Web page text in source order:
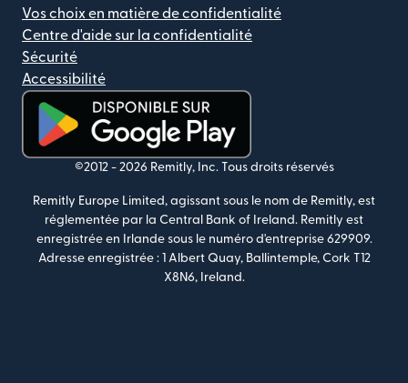
Vos choix en matière de confidentialité
Centre d'aide sur la confidentialité
Sécurité
Accessibilité
(s'ouvre dans une nouvelle fenêtre)
©2012 - 2026 Remitly, Inc. Tous droits réservés
Remitly Europe Limited, agissant sous le nom de Remitly, est
réglementée par la Central Bank of Ireland. Remitly est
enregistrée en Irlande sous le numéro d'entreprise 629909.
Adresse enregistrée : 1 Albert Quay, Ballintemple, Cork T12
X8N6, Ireland.